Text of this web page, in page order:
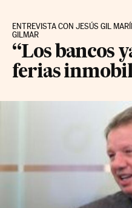
ENTREVISTA CON JESÚS GIL
GILMAR
“Los bancos
ferias